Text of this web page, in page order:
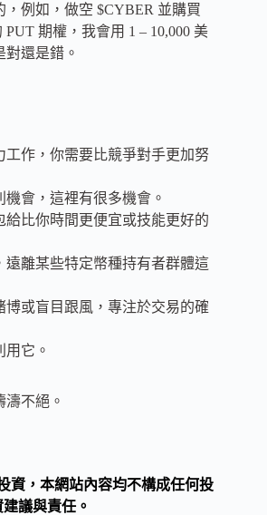
例如，做空 $CYBER 並購買
期權，我會用 1 – 10,000 美
還是錯。
工作，你需要比競爭對手更加努
會，這裡有很多機會。
給比你時間更便宜或技能更好的
遠離某些特定幣種持有者群體這
博或盲目跟風，專注於交易的確
它。
不絕。
資，本網站內容均不構成任何投
建議與責任。